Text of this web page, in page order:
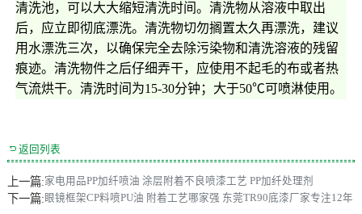
清洗池，可以大大缩短清洗时间。清洗物从溶液中取出
后，应立即彻底漂洗。清洗物切勿搁置太久再漂洗，建议
用水漂洗三次，以确保完全去除污染物和清洗溶液的残留
痕迹。清洗物件之后仔细弄干，应使用不起毛的布或者热
气流烘干。清洗时间为15-30分钟；大于50℃可喷淋使用。
 返回列表
上一篇:家电用品PP加纤喷油 涂层附着不良喷漆工艺 PP加纤处理剂
下一篇:眼镜框架CP料喷PU油 附着工艺哪家强 东莞TR90底漆厂家专注12年